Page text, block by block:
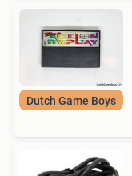
Dutch Game Boys